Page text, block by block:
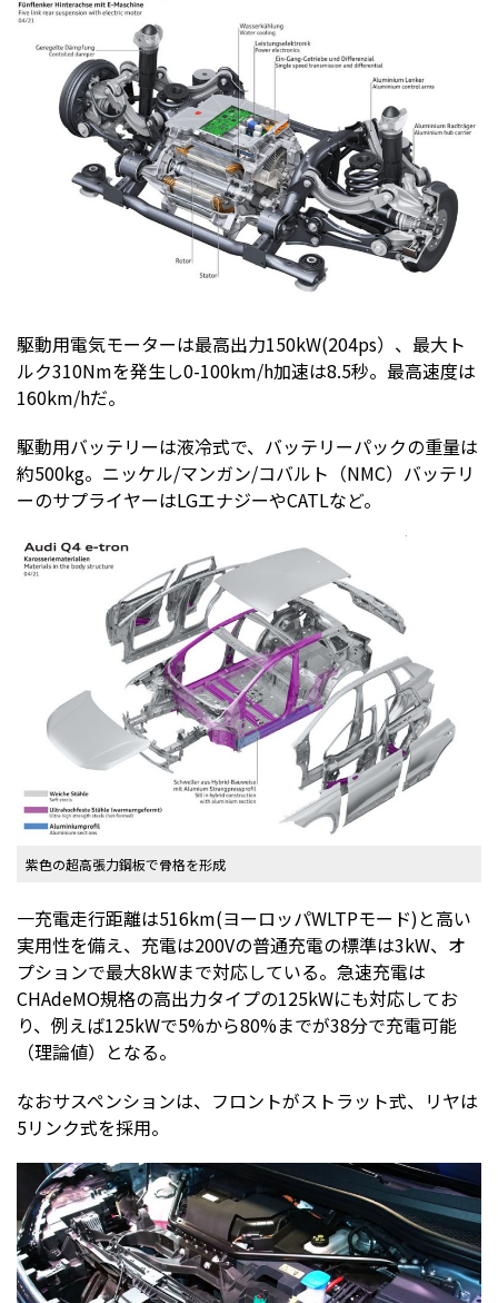
駆動用電気モーターは最高出力150kW(204ps）、最大ト
ルク310Nmを発生し0-100km/h加速は8.5秒。最高速度は
160km/hだ。
駆動用バッテリーは液冷式で、バッテリーパックの重量は
約500kg。ニッケル/マンガン/コバルト（NMC）バッテリ
ーのサプライヤーはLGエナジーやCATLなど。
紫色の超高張力鋼板で骨格を形成
一充電走行距離は516km(ヨーロッパWLTPモード)と高い
実用性を備え、充電は200Vの普通充電の標準は3kW、オ
プションで最大8kWまで対応している。急速充電は
CHAdeMO規格の高出力タイプの125kWにも対応してお
り、例えば125kWで5%から80%までが38分で充電可能
（理論値）となる。
なおサスペンションは、フロントがストラット式、リヤは
5リンク式を採用。